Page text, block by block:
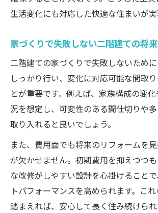
生活変化にも対応した快適な住まいが実
家づくりで失敗しない二階建ての将
二階建ての家づくりで失敗しないため
しっかり行い、変化に対応可能な間取
とが重要です。例えば、家族構成の変
況を想定し、可変性のある間仕切りや
取り入れると良いでしょう。
また、費用面でも将来のリフォームを
が欠かせません。初期費用を抑えつつ
な改修がしやすい設計を心掛けること
トパフォーマンスを高められます。こ
踏まえれば、安心して長く住み続けら